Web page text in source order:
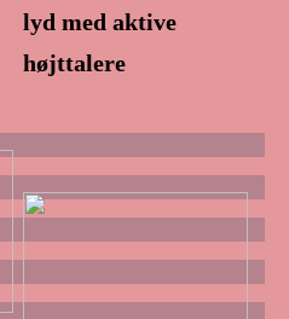
lyd med aktive
højttalere